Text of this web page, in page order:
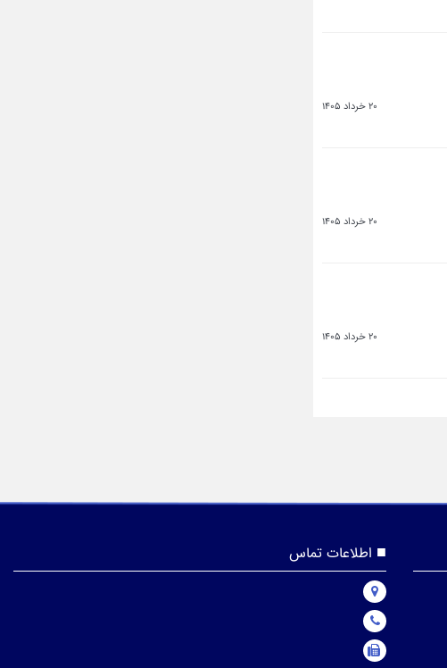
20 خرداد 1405
20 خرداد 1405
20 خرداد 1405
اطلاعات تماس